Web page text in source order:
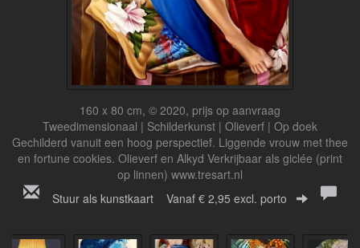
160 x 80 cm, © 2020, prijs op aanvraag
Tweedimensionaal | Schilderkunst | Olieverf | Op doek
Gechilderd vanuit een hoog perspectief. Liggende vrouw met thee
en fortune cookies. Olieverf en Alkyd Verkrijbaar als giclée (print
op linnen) www.tresart.nl
Stuur als kunstkaart Vanaf € 2,95 excl. porto